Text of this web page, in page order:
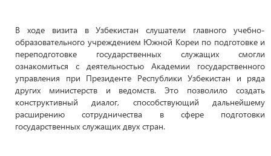
В ходе визита в Узбекистан слушатели главного учебно-
образовательного учреждением Южной Кореи по подготовке и
переподготовке государственных служащих смогли
ознакомиться с деятельностью Академии государственного
управления при Президенте Республики Узбекистан и ряда
других министерств и ведомств. Это позволило создать
конструктивный диалог, способствующий дальнейшему
расширению сотрудничества в сфере подготовки
государственных служащих двух стран.